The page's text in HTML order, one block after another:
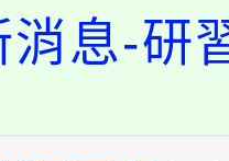
運動會8/
池舉行。
入戶享有免
中低收入戶
育及科技中
消息-研